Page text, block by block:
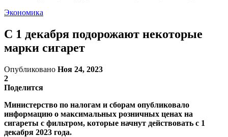
Экономика
С 1 декабря подорожают некоторые
марки сигарет
Опубликовано Ноя 24, 2023
2
Поделится
Министерство по налогам и сборам опубликовало
информацию о максимальных розничных ценах на
сигареты с фильтром, которые начнут действовать с 1
декабря 2023 года.